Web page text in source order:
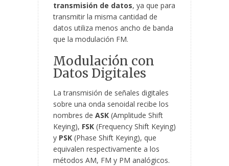
transmisión de datos, ya que para
transmitir la misma cantidad de
datos utiliza menos ancho de banda
que la modulación FM.
Modulación con
Datos Digitales
La transmisión de señales digitales
sobre una onda senoidal recibe los
nombres de ASK (Amplitude Shift
Keying), FSK (Frequency Shift Keying)
y PSK (Phase Shift Keying), que
equivalen respectivamente a los
métodos AM, FM y PM analógicos.